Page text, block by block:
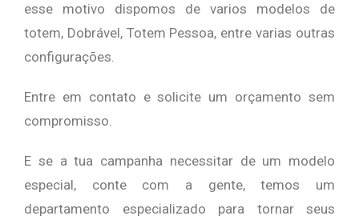
esse motivo dispomos de varios modelos de
totem, Dobrável, Totem Pessoa, entre varias outras
configurações.
Entre em contato e solicite um orçamento sem
compromisso.
E se a tua campanha necessitar de um modelo
especial, conte com a gente, temos um
departamento especializado para tornar seus